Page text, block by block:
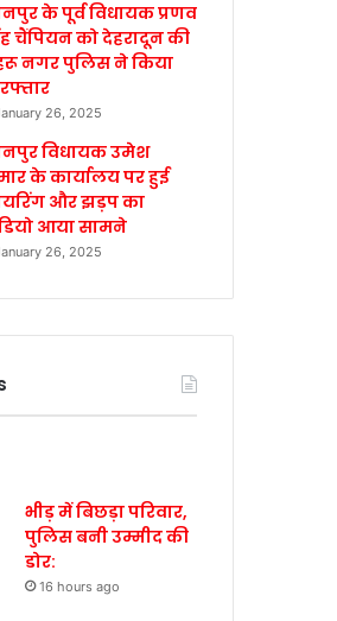
के पूर्व विधायक प्रणव
चैंपियन को देहरादून की
नगर पुलिस ने किया
26, 2025
विधायक उमेश
के कार्यालय पर हुई
और झड़प का
आया सामने
26, 2025
भीड़ में बिछड़ा परिवार,
पुलिस बनी उम्मीद की
डोर:
16 hours ago